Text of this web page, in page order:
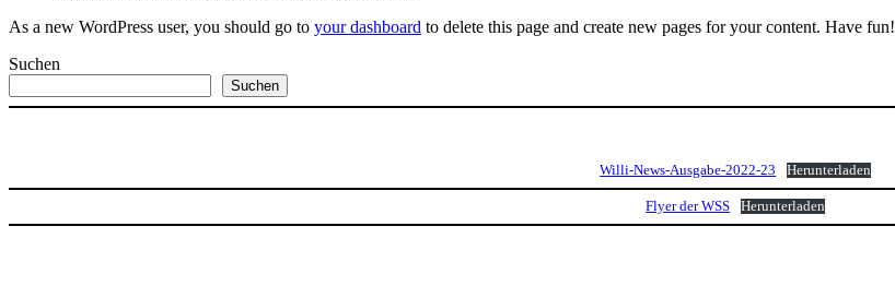
As a new WordPress user, you should go to your dashboard to delete this page and create new pages for your content. Have fun!
Suchen
Suchen
Willi-News-Ausgabe-2022-23 Herunterladen
Flyer der WSS Herunterladen